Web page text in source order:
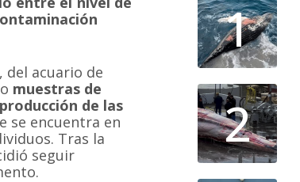
del acuario de
muestras de
de las
se encuentra en
Tras la
seguir
1
2